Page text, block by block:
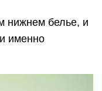
нижнем белье, и
именно